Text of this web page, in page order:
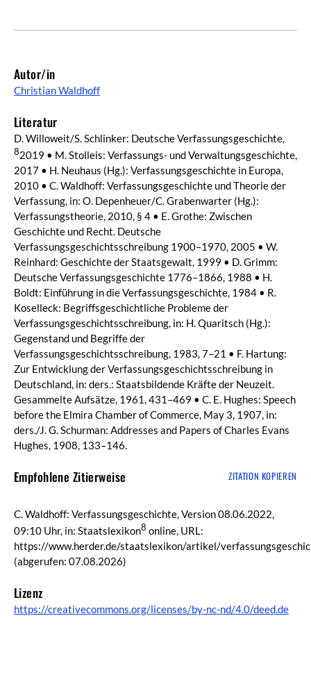
Autor/in
Christian Waldhoff
Literatur
D. Willoweit/S. Schlinker: Deutsche Verfassungsgeschichte,
82019 • M. Stolleis: Verfassungs- und Verwaltungsgeschichte,
2017 • H. Neuhaus (Hg.): Verfassungsgeschichte in Europa,
2010 • C. Waldhoff: Verfassungsgeschichte und Theorie der
Verfassung, in: O. Depenheuer/C. Grabenwarter (Hg.):
Verfassungstheorie, 2010, § 4 • E. Grothe: Zwischen
Geschichte und Recht. Deutsche
Verfassungsgeschichtsschreibung 1900–1970, 2005 • W.
Reinhard: Geschichte der Staatsgewalt, 1999 • D. Grimm:
Deutsche Verfassungsgeschichte 1776–1866, 1988 • H.
Boldt: Einführung in die Verfassungsgeschichte, 1984 • R.
Koselleck: Begriffsgeschichtliche Probleme der
Verfassungsgeschichtsschreibung, in: H. Quaritsch (Hg.):
Gegenstand und Begriffe der
Verfassungsgeschichtsschreibung, 1983, 7–21 • F. Hartung:
Zur Entwicklung der Verfassungsgeschichtsschreibung in
Deutschland, in: ders.: Staatsbildende Kräfte der Neuzeit.
Gesammelte Aufsätze, 1961, 431–469 • C. E. Hughes: Speech
before the Elmira Chamber of Commerce, May 3, 1907, in:
ders./J. G. Schurman: Addresses and Papers of Charles Evans
Hughes, 1908, 133–146.
Empfohlene Zitierweise ZITATION KOPIEREN
C. Waldhoff: Verfassungsgeschichte, Version 08.06.2022,
09:10 Uhr, in: Staatslexikon8 online, URL:
https://www.herder.de/staatslexikon/artikel/
(abgerufen: 07.08.2026)
Lizenz
https://creativecommons.org/licenses/by-nc-nd/4.0/deed.de